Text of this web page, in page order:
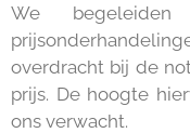
We
overdracht bij de
prijs. De hoogte
ons verwacht.